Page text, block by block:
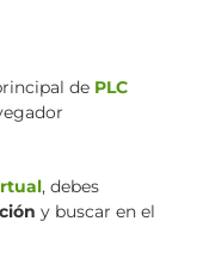
de PLC
, debes
y buscar en el